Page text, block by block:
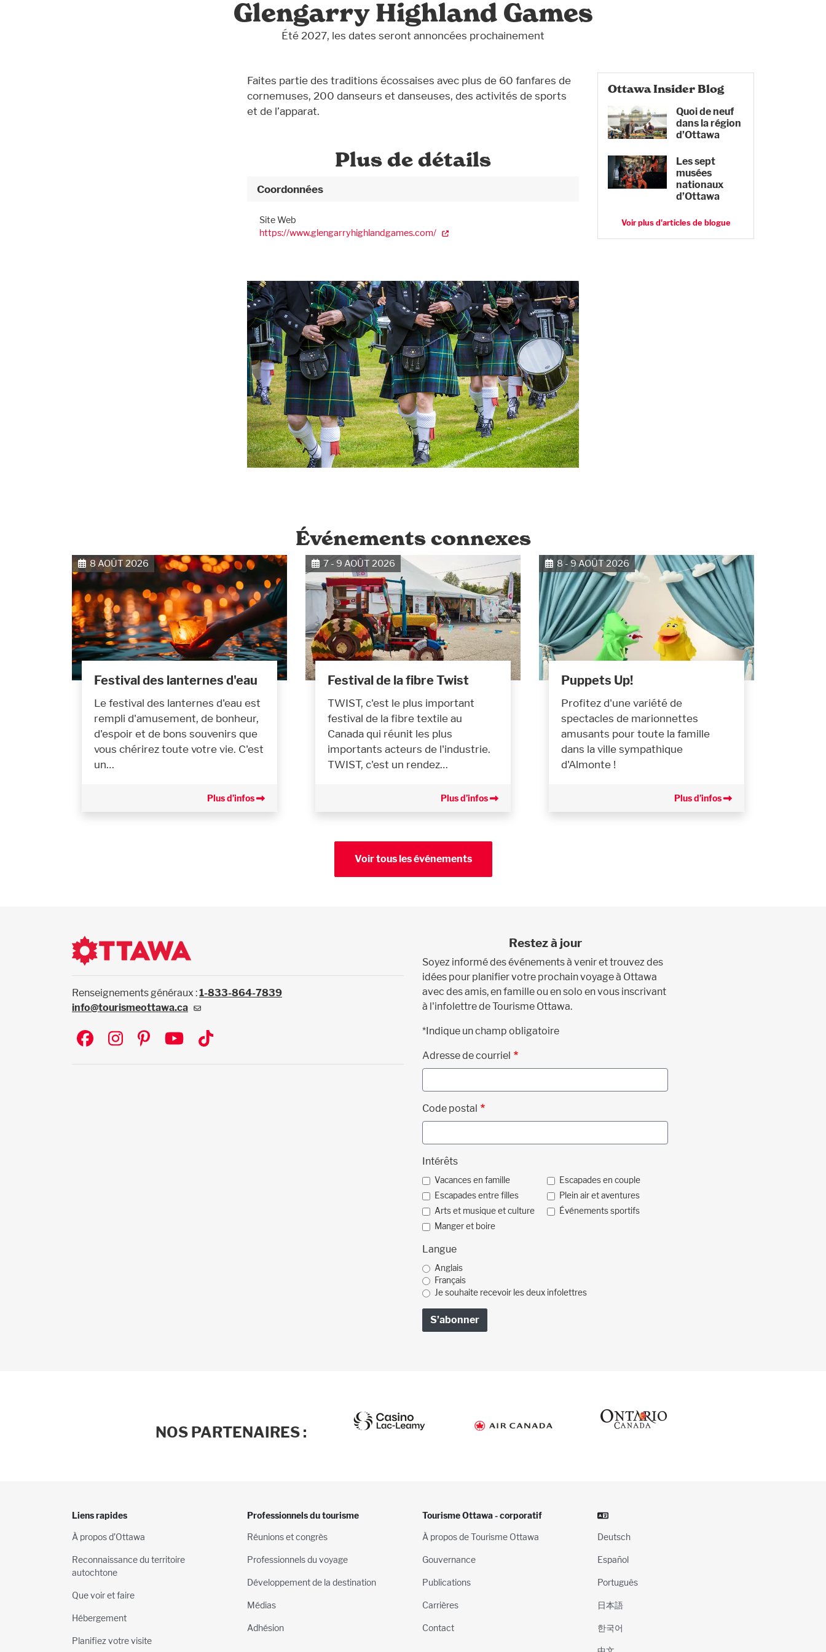
Glengarry Highland Games
Été 2027, les dates seront annoncées prochainement
Faites partie des traditions écossaises avec plus de 60 fanfares de
cornemuses, 200 danseurs et danseuses, des activités de sports
et de l’apparat.
Plus de détails
Coordonnées
Site Web
https://www.glengarryhighlandgames.com/
Ottawa Insider Blog
Quoi de neuf
dans la région
d’Ottawa
Les sept
musées
nationaux
d’Ottawa
Voir plus d'articles de blogue
Événements connexes
8 AOÛT 2026
Festival des lanternes d'eau
Le festival des lanternes d'eau est
rempli d'amusement, de bonheur,
d'espoir et de bons souvenirs que
vous chérirez toute votre vie. C'est
un…
Plus d’infos
7 - 9 AOÛT 2026
Festival de la fibre Twist
TWIST, c'est le plus important
festival de la fibre textile au
Canada qui réunit les plus
importants acteurs de l'industrie.
TWIST, c'est un rendez…
Plus d’infos
8 - 9 AOÛT 2026
Puppets Up!
Profitez d'une variété de
spectacles de marionnettes
amusants pour toute la famille
dans la ville sympathique
d'Almonte !
Plus d’infos
Voir tous les événements
Renseignements généraux :1-833-864-7839
info@tourismeottawa.ca
Social
Restez à jour
Soyez informé des événements à venir et trouvez des
idées pour planifier votre prochain voyage à Ottawa
avec des amis, en famille ou en solo en vous inscrivant
à l'infolettre de Tourisme Ottawa.
*Indique un champ obligatoire
Adresse de courriel
Code postal
Intérêts
Vacances en famille
Escapades en couple
Escapades entre filles
Plein air et aventures
Arts et musique et culture
Événements sportifs
Manger et boire
Langue
Anglais
Français
Je souhaite recevoir les deux infolettres
NOS PARTENAIRES :
Liens rapides
À propos d’Ottawa
Reconnaissance du territoire
autochtone
Que voir et faire
Hébergement
Planifiez votre visite
Professionnels du tourisme
Réunions et congrès
Professionnels du voyage
Développement de la destination
Médias
Adhésion
Tourisme Ottawa - corporatif
À propos de Tourisme Ottawa
Gouvernance
Publications
Carrières
Contact
Deutsch
Español
Português
日本語
한국어